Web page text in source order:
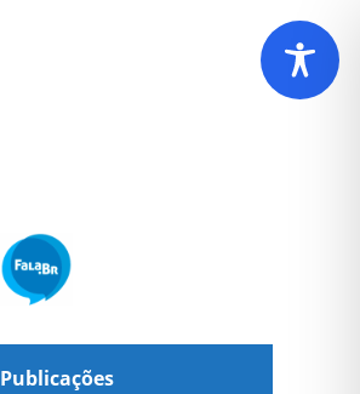
Publicações